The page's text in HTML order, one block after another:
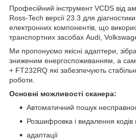
Професійний інструмент VCDS від
Ross-Tech версії 23.3 для
електронних компонентів, що
транспортних засобах Audi,
Ми пропонуємо якісні адаптери,
зниженим енергоспоживанням, а
+ FT232RQ які забезпечують
роботи.
Основні можливості сканера:
Автоматичний пошук
Розшифровка і видалення кодів
адаптації